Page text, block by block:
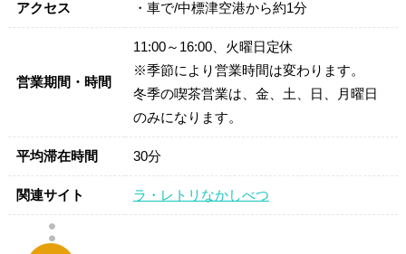
アクセス ・車で/中標津空港から約1分
営業期間・時間
11:00～16:00、火曜日定休
※季節により営業時間は変わります。
冬季の喫茶営業は、金、土、日、月曜日
のみになります。
平均滞在時間 30分
関連サイト ラ・レトリなかしべつ